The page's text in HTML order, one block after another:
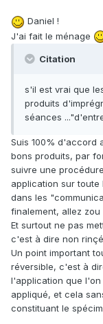
Daniel !
J'ai fait le ménage
Citation
s'il est vrai que
produits
séances
Suis 100% d'accord
bons produits, par
suivre une
application sur
dans les
finalement, allez
Et surtout ne pas
c'est à dire non
Un point important
réversible, c'est à
l'application que
appliqué, et cela
constituant le